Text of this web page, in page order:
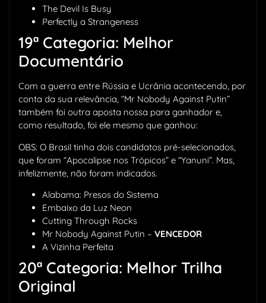
The Devil Is Busy
Perfectly a Strangeness
19ª Categoria: Melhor
Documentário
Com a guerra entre Rússia e Ucrânia acontecendo, por
conta da sua relevância, “Mr Nobody Against Putin”
também foi outra aposta nossa para ganhador e,
como resultado, foi ele mesmo que ganhou:
OBS: O Brasil tinha dois candidatos pré-selecionados,
que foram “Apocalipse nos Trópicos” e “Yanuni”. Mas,
infelizmente, não foram indicados.
Alabama: Presos do Sistema
Embaixo da Luz Neon
Cutting Through Rocks
Mr Nobody Against Putin – VENCEDOR
A Vizinha Perfeita
20ª Categoria: Melhor Trilha
Original